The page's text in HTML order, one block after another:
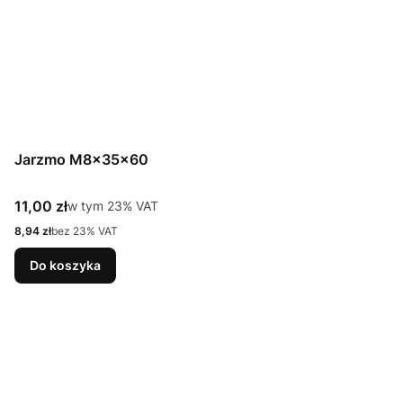
Jarzmo M8x35x60
Cena brutto
11,00 złw tym %s VAT
w tym 23% VAT
Cena netto
8,94 złbez 23% VAT
Do koszyka